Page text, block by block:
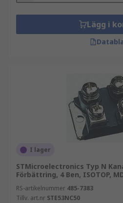
Lägg i
I lager
STMicroelectronics Typ N
Förbättring, 4 Ben, ISOTOP,
RS-artikelnummer 485-7383
Tillv. art.nr STE53NC50